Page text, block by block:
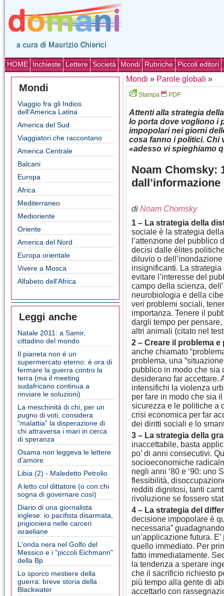
HOME Inchieste Lettere Società Mondi Rubriche Piccoli editori
Mondi
Viaggio fra gli Indios
dell'America Latina
America del Sud
Viaggiatori che raccontano
America Centrale
Balcani
Europa
Africa
Mediterraneo
Medioriente
Oriente
America del Nord
Europa orientale
Vivere a Mosca
Alfabeto dell'Africa
Leggi anche
Natale 2011: a Samir,
cittadino del mondo
Il pianeta non é un
supermercato eterno: é ora di
fermare la guerra contro la
terra (ma il meeting
sudafricano continua a
rinviare le soluzioni)
La meschinità di chi, per un
pugno di voti, considera
“malattia” la disperazione di
chi attraversa i mari in cerca
di speranza
Osama non leggeva le lettere
d’amore
Libia (2) - Maledetto Petrolio
A letto col dittatore (o con chi
sogna di governare così)
Diario di una giornalista
inglese: io pacifista disarmata,
prigioniera nelle carceri
israeliane
L'onda nera nel Golfo del
Messico e i "piccoli Eichmann"
della Bp
Lo sporco mestiere della
guerra: breve storia della
Blackwater
Mondi » Parole globali »
Stampa PDF
Attenti alla strategia
lo porta dove vogliono i
impopolari nei giorni
cosa fanno i politici. Chi
«adesso vi spieghiamo
Noam Chomsky:
di Noam Chomsky
1 – La strategia della
sociale è la strategia
l’attenzione del pubblico
decisi dalle élites
diluvio o
insignificanti. La
evitare l’interesse del
campo della scienza,
neurobiologia e della
veri problemi sociali,
importanza. Tenere il
dargli tempo per
altri animali (citato nel
2 – Creare il problema
anche chiamato
problema, una
pubblico in modo che sia
desiderano far accettare.
intensifichi la violenza
per fare in modo che sia
sicurezza e le politiche a
crisi economica per far
dei diritti sociali e lo
3 – La strategia della
inaccettabile, basta
po’ di anni consecutivi.
socioeconomiche
negli anni ‘80 e ‘90: uno
flessibilità,
redditi dignitosi, tanti
rivoluzione se fossero
4 – La strategia del
decisione impopolare è
necessaria”
un’applicazione futura.
quello immediato. Per
fatto immediatamente.
la tendenza a sperare
che il sacrificio richiesto
più tempo alla gente di
accettarlo con